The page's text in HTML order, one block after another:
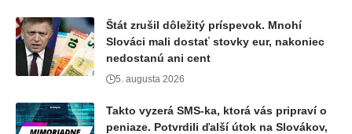
Štát zrušil dôležitý príspevok. Mnohí
Slováci mali dostať stovky eur, nakoniec
nedostanú ani cent
5. augusta 2026
Takto vyzerá SMS-ka, ktorá vás pripraví o
peniaze. Potvrdili ďalší útok na Slovákov,